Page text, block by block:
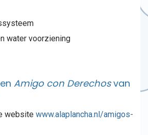
water voorziening
Amigo con Derechosvan
website www.alaplancha.nl/amigos-